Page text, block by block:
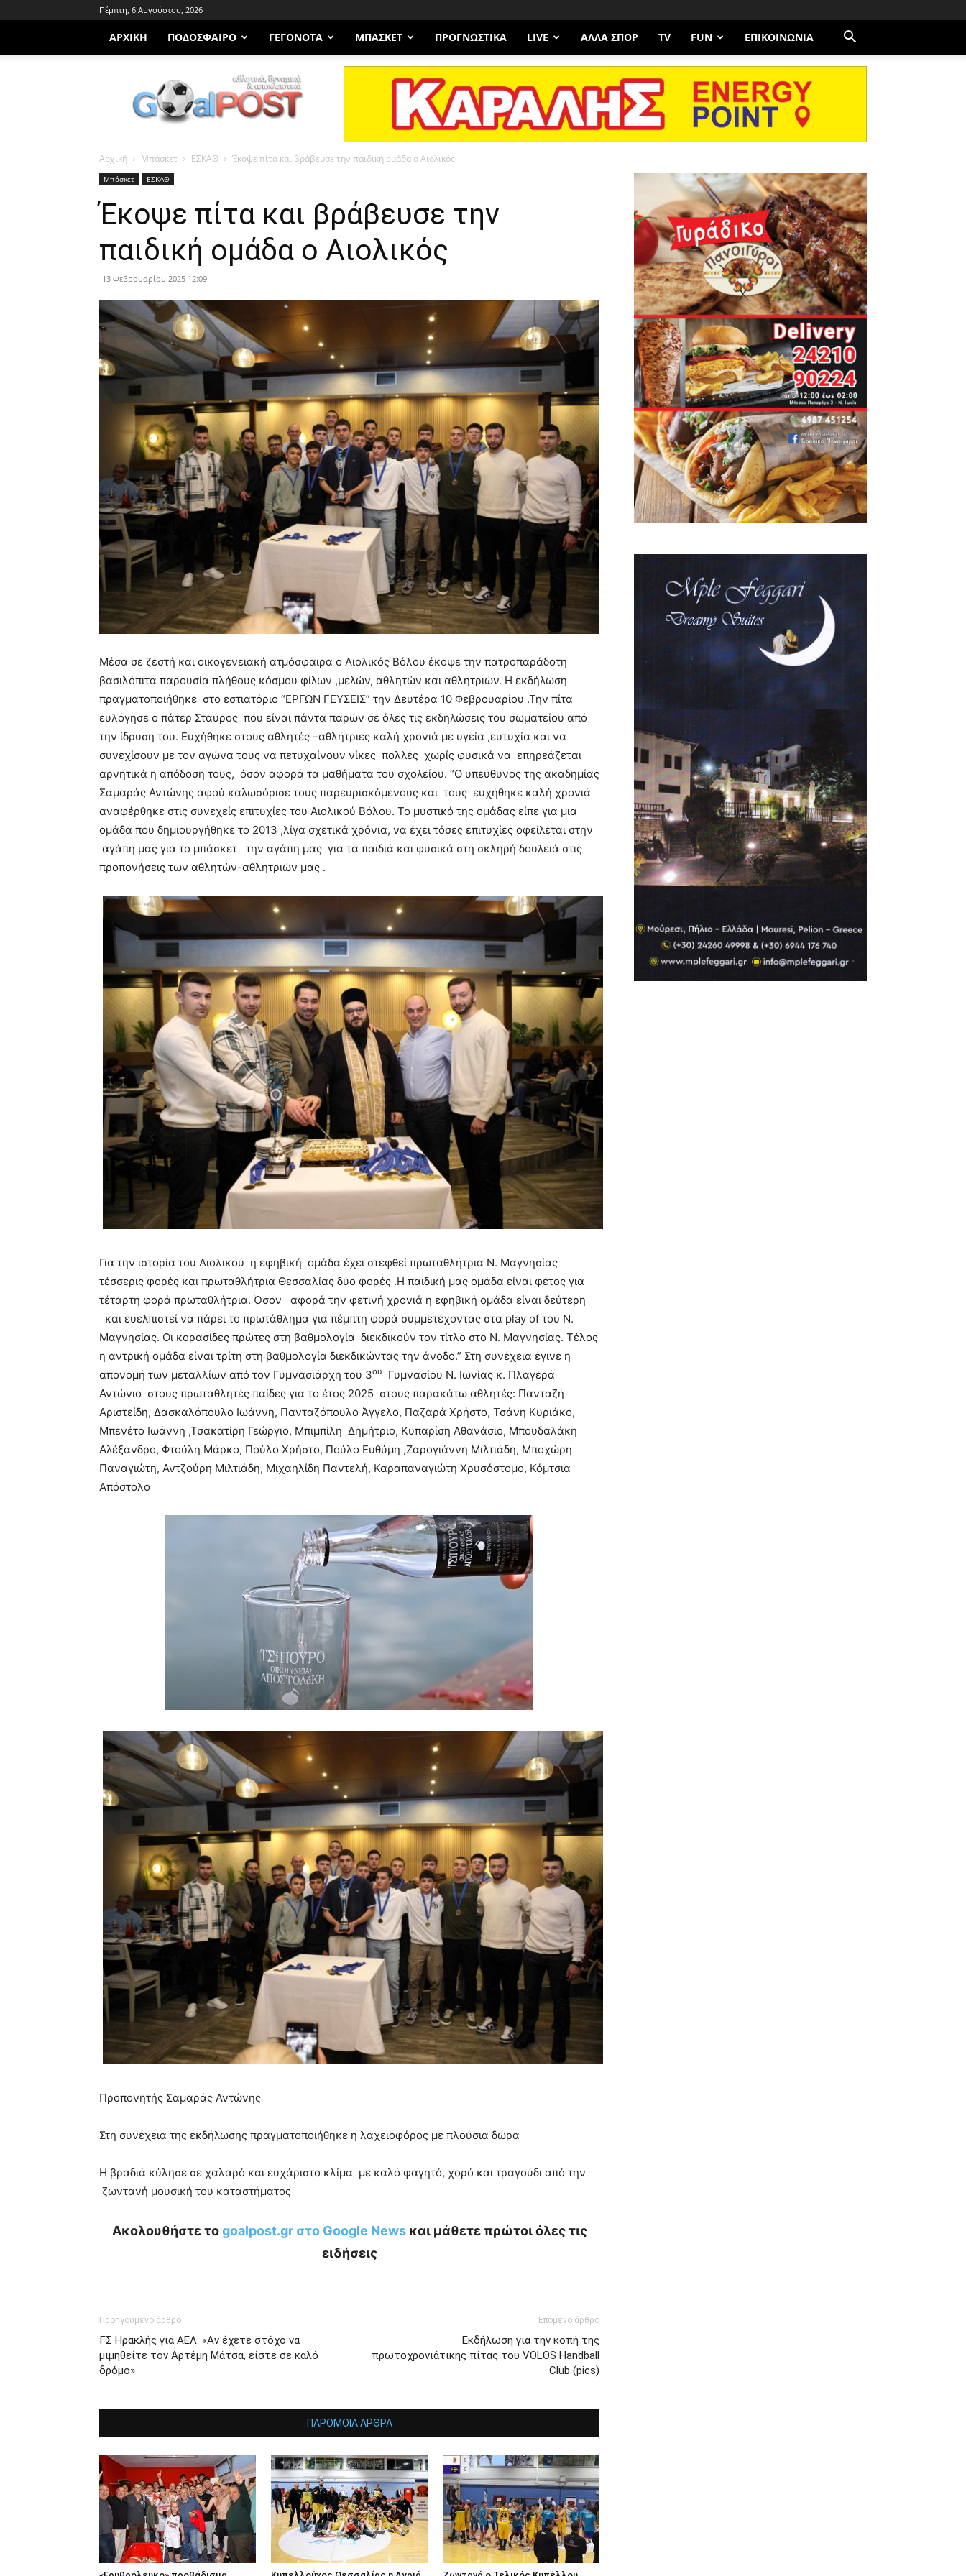
Πέμπτη, 6 Αυγούστου, 2026
ΑΡΧΙΚΗ ΠΟΔΌΣΦΑΙΡΟ ΓΕΓΟΝΌΤΑ ΜΠΆΣΚΕΤ ΠΡΟΓΝΩΣΤΙΚΑ LIVE ΆΛΛΑ ΣΠΟΡ TV FUN ΕΠΙΚΟΙΝΩΝΊΑ
Goalpost.gr
Αρχική Μπάσκετ ΕΣΚΑΘ Έκοψε πίτα και βράβευσε την παιδική ομάδα ο Αιολικός
Μπάσκετ ΕΣΚΑΘ
Έκοψε πίτα και βράβευσε την
παιδική ομάδα ο Αιολικός
13 Φεβρουαρίου 2025 12:09
Μέσα σε ζεστή και οικογενειακή ατμόσφαιρα ο Αιολικός Βόλου έκοψε την πατροπαράδοτη
βασιλόπιτα παρουσία πλήθους κόσμου φίλων ,μελών, αθλητών και αθλητριών. Η εκδήλωση
πραγματοποιήθηκε στο εστιατόριο “ΕΡΓΩΝ ΓΕΥΣΕΙΣ” την Δευτέρα 10 Φεβρουαρίου .Την πίτα
ευλόγησε ο πάτερ Σταύρος που είναι πάντα παρών σε όλες τις εκδηλώσεις του σωματείου από
την ίδρυση του. Ευχήθηκε στους αθλητές –αθλήτριες καλή χρονιά με υγεία ,ευτυχία και να
συνεχίσουν με τον αγώνα τους να πετυχαίνουν νίκες πολλές χωρίς φυσικά να επηρεάζεται
αρνητικά η απόδοση τους, όσον αφορά τα μαθήματα του σχολείου. “Ο υπεύθυνος της ακαδημίας
Σαμαράς Αντώνης αφού καλωσόρισε τους παρευρισκόμενους και τους ευχήθηκε καλή χρονιά
αναφέρθηκε στις συνεχείς επιτυχίες του Αιολικού Βόλου. Το μυστικό της ομάδας είπε για μια
ομάδα που δημιουργήθηκε το 2013 ,λίγα σχετικά χρόνια, να έχει τόσες επιτυχίες οφείλεται στην
αγάπη μας για το μπάσκετ την αγάπη μας για τα παιδιά και φυσικά στη σκληρή δουλειά στις
προπονήσεις των αθλητών-αθλητριών μας .
Για την ιστορία του Αιολικού η εφηβική ομάδα έχει στεφθεί πρωταθλήτρια Ν. Μαγνησίας
τέσσερις φορές και πρωταθλήτρια Θεσσαλίας δύο φορές .Η παιδική μας ομάδα είναι φέτος για
τέταρτη φορά πρωταθλήτρια. Όσον αφορά την φετινή χρονιά η εφηβική ομάδα είναι δεύτερη
και ευελπιστεί να πάρει το πρωτάθλημα για πέμπτη φορά συμμετέχοντας στα play of του Ν.
Μαγνησίας. Οι κορασίδες πρώτες στη βαθμολογία διεκδικούν τον τίτλο στο Ν. Μαγνησίας. Τέλος
η αντρική ομάδα είναι τρίτη στη βαθμολογία διεκδικώντας την άνοδο.” Στη συνέχεια έγινε η
απονομή των μεταλλίων από τον Γυμνασιάρχη του 3ου
Γυμνασίου Ν. Ιωνίας κ. Πλαγερά
Αντώνιο στους πρωταθλητές παίδες για το έτος 2025 στους παρακάτω αθλητές: Πανταζή
Αριστείδη, Δασκαλόπουλο Ιωάννη, Πανταζόπουλο Άγγελο, Παζαρά Χρήστο, Τσάνη Κυριάκο,
Μπενέτο Ιωάννη ,Τσακατίρη Γεώργιο, Μπιμπίλη Δημήτριο, Κυπαρίση Αθανάσιο, Μπουδαλάκη
Αλέξανδρο, Φτούλη Μάρκο, Πούλο Χρήστο, Πούλο Ευθύμη ,Ζαρογιάννη Μιλτιάδη, Μποχώρη
Παναγιώτη, Αντζούρη Μιλτιάδη, Μιχαηλίδη Παντελή, Καραπαναγιώτη Χρυσόστομο, Κόμτσια
Απόστολο
Προπονητής Σαμαράς Αντώνης
Στη συνέχεια της εκδήλωσης πραγματοποιήθηκε η λαχειοφόρος με πλούσια δώρα
Η βραδιά κύλησε σε χαλαρό και ευχάριστο κλίμα με καλό φαγητό, χορό και τραγούδι από την
ζωντανή μουσική του καταστήματος
Ακολουθήστε τοgoalpost.gr στο Google Newsκαι μάθετε πρώτοι όλες τις
ειδήσεις
Προηγούμενο άρθρο
ΓΣ Ηρακλής για ΑΕΛ: «Αν έχετε στόχο να
μιμηθείτε τον Αρτέμη Μάτσα, είστε σε καλό
δρόμο»
Επόμενο άρθρο
Εκδήλωση για την κοπή της
πρωτοχρονιάτικης πίτας του VOLOS Handball
Club (pics)
ΠΑΡΟΜΟΙΑ ΑΡΘΡΑ